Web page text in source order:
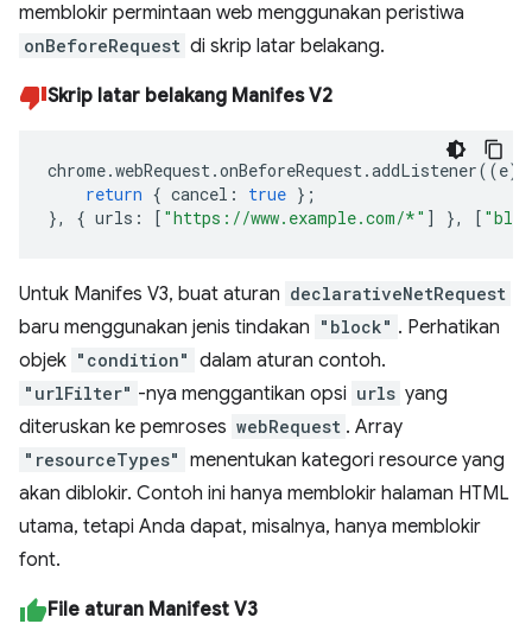
memblokir permintaan web menggunakan peristiwa
onBeforeRequest di skrip latar belakang.
Skrip latar belakang Manifes V2
chrome.webRequest.onBeforeRequest.addListener((e)
return { cancel : true };
},
{ urls : [ "https://www.example.com/*" ] }, [
Untuk Manifes V3, buat aturan declarativeNetRequest
baru menggunakan jenis tindakan "block" . Perhatikan
objek "condition" dalam aturan contoh.
"urlFilter" -nya menggantikan opsi urls yang
diteruskan ke pemroses webRequest . Array
"resourceTypes" menentukan kategori resource yang
akan diblokir. Contoh ini hanya memblokir halaman HTML
utama, tetapi Anda dapat, misalnya, hanya memblokir
font.
File aturan Manifest V3